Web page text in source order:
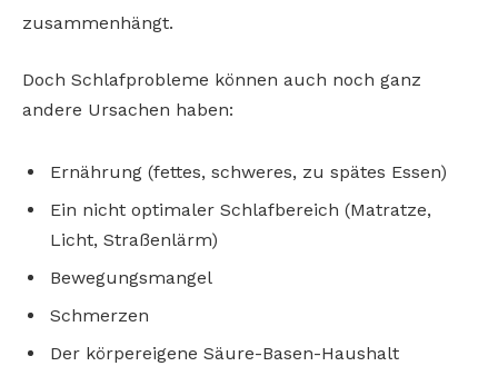
zusammenhängt.
Doch Schlafprobleme können auch noch ganz
andere Ursachen haben:
Ernährung (fettes, schweres, zu spätes Essen)
Ein nicht optimaler Schlafbereich (Matratze,
Licht, Straßenlärm)
Bewegungsmangel
Schmerzen
Der körpereigene Säure-Basen-Haushalt